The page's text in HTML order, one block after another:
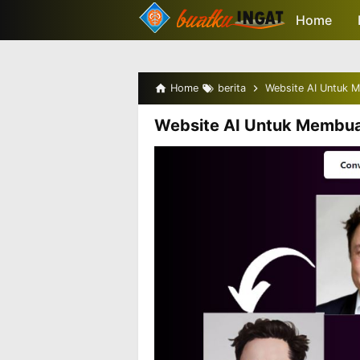
Home
Home berita Website AI Untuk
Website AI Untuk